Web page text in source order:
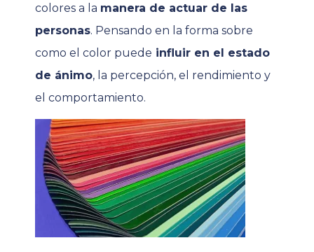
colores a la manera de actuar de las
personas. Pensando en la forma sobre
como el color puede influir en el estado
de ánimo, la percepción, el rendimiento y
el comportamiento.